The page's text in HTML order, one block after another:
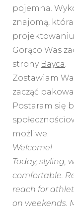
pojemna.
znajomą,
Gorąco Was
strony Bayca.
Zostawiam
zacząć
Postaram się
możliwe.
Welcome!
Today, styling,
comfortable.
reach for
on weekends.